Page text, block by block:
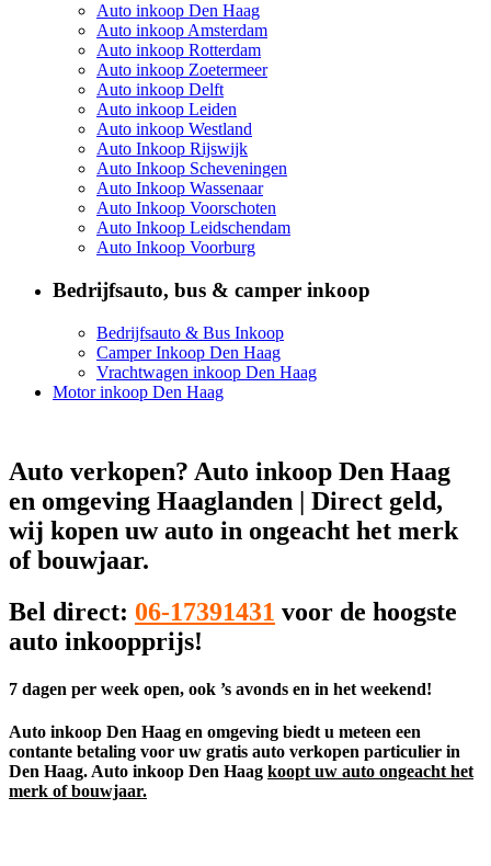
Auto inkoop Den Haag
Auto inkoop Amsterdam
Auto inkoop Rotterdam
Auto inkoop Zoetermeer
Auto inkoop Delft
Auto inkoop Leiden
Auto inkoop Westland
Auto Inkoop Rijswijk
Auto Inkoop Scheveningen
Auto Inkoop Wassenaar
Auto Inkoop Voorschoten
Auto Inkoop Leidschendam
Auto Inkoop Voorburg
Bedrijfsauto, bus & camper inkoop
Bedrijfsauto & Bus Inkoop
Camper Inkoop Den Haag
Vrachtwagen inkoop Den Haag
Motor inkoop Den Haag
Auto verkopen? Auto inkoop Den Haag
en omgeving Haaglanden | Direct geld,
wij kopen uw auto in ongeacht het merk
of bouwjaar.
Bel direct: 06-17391431 voor de hoogste
auto inkoopprijs!
7 dagen per week open, ook ’s avonds en in het weekend!
Auto inkoop Den Haag en omgeving biedt u meteen een
contante betaling voor uw gratis auto verkopen particulier in
Den Haag. Auto inkoop Den Haag koopt uw auto ongeacht het
merk of bouwjaar.